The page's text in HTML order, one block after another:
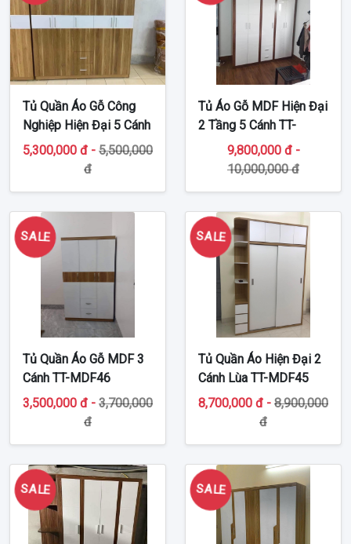
Tủ Quần Áo Gỗ Công
Nghiệp Hiện Đại 5 Cánh
TT-MDF51
5,300,000 đ - 5,500,000
đ
Tủ Áo Gỗ MDF Hiện Đại
2 Tầng 5 Cánh TT-
MDF499,800,000 đ -
10,000,000 đ
SALE
Tủ Quần Áo Gỗ MDF 3
Cánh TT-MDF46
3,500,000 đ - 3,700,000
đ
SALE
Tủ Quần Áo Hiện Đại 2
Cánh Lùa TT-MDF45
8,700,000 đ - 8,900,000
đ
SALE SALE